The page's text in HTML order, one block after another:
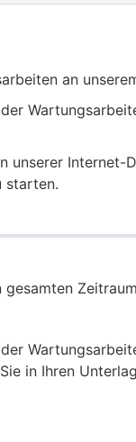
an
unserer Internet-
starten.
Zeitraum
in Ihren